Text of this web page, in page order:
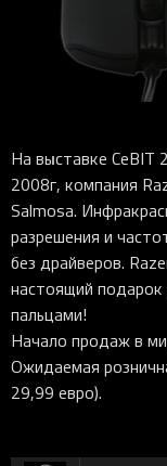
Аксессуары
Аксессуары
Игровые мыши
Аксессуары
Все
Hammerhead
Аксессуары
Все аудио для
Wireless
Kraken Kitty
Kiyo
Контроллеры
Ripsaw
Все
Firefly
HyperFlux V2
Sphex
Gigantus
Pro Glide
Pro Click V2
Pro Click V2
Pro Type Ergo
Pro Glide XXL
Коллаборации
Synapse 3
Chroma™ RGB
THX Spatial
7.1 Sound
Synapse 2
Virtual Ring
Razer Axon
Cortex
Игровые ивенты
На выставке CeBIT
2008г, компания
Salmosa.
разрешения и
без драйверов.
настоящий
пальцами!
Начало продаж в
Ожидаемая
29,99 евро).